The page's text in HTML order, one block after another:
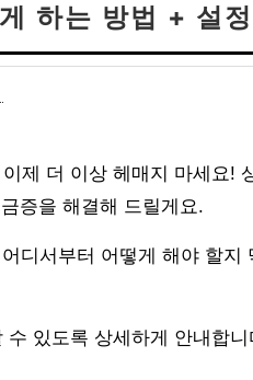
하는 방법 + 설정
제 더 이상 헤매지 마세요!
증을 해결해 드릴게요.
디서부터 어떻게 해야 할지
있도록 상세하게 안내합니